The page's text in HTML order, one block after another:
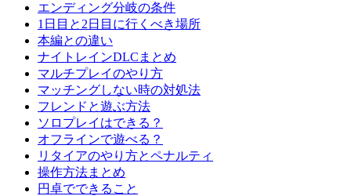
エンディング分岐の条件
1日目と2日目に行くべき場所
本編との違い
ナイトレインDLCまとめ
マルチプレイのやり方
マッチングしない時の対処法
フレンドと遊ぶ方法
ソロプレイはできる？
オフラインで遊べる？
リタイアのやり方とペナルティ
操作方法まとめ
円卓でできること